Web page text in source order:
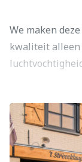
We maken
kwaliteit alleen